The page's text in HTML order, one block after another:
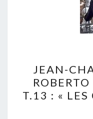
JEAN-
T.13 : « LES